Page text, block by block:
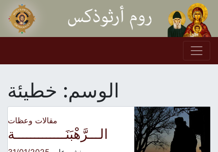
Skip to content
Main Navigation
الوسم:خطيئة
مقالات وعظات
الـــرَّهْبَنَـــــــــــــة